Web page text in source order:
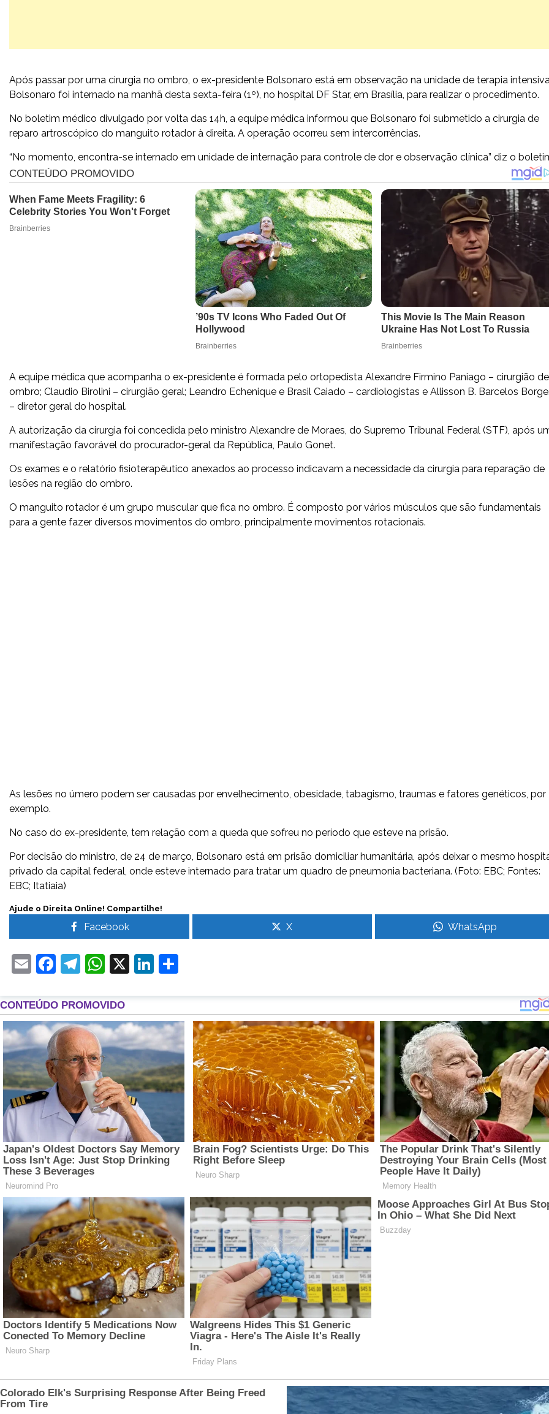
Após passar por uma cirurgia no ombro, o ex-presidente Bolsonaro está em observação na unidade de terapia
Bolsonaro foi internado na manhã desta sexta-feira (1º), no hospital DF Star, em Brasília, para realizar o procedimento.
No boletim médico divulgado por volta das 14h, a equipe médica informou que Bolsonaro foi submetido a cirurgia de
reparo artroscópico do manguito rotador à direita. A operação ocorreu sem intercorrências.
“No momento, encontra-se internado em unidade de internação para controle de dor e observação clínica” diz o
A equipe médica que acompanha o ex-presidente é formada pelo ortopedista Alexandre Firmino Paniago – cirurgião de
ombro; Claudio Birolini – cirurgião geral; Leandro Echenique e Brasil Caiado – cardiologistas e Allisson B. Barcelos
– diretor geral do hospital.
A autorização da cirurgia foi concedida pelo ministro Alexandre de Moraes, do Supremo Tribunal Federal (STF), após
manifestação favorável do procurador-geral da República, Paulo Gonet.
Os exames e o relatório fisioterapêutico anexados ao processo indicavam a necessidade da cirurgia para reparação de
lesões na região do ombro.
O manguito rotador é um grupo muscular que fica no ombro. É composto por vários músculos que são fundamentais
para a gente fazer diversos movimentos do ombro, principalmente movimentos rotacionais.
As lesões no úmero podem ser causadas por envelhecimento, obesidade, tabagismo, traumas e fatores genéticos, por
exemplo.
No caso do ex-presidente, tem relação com a queda que sofreu no período que esteve na prisão.
Por decisão do ministro, de 24 de março, Bolsonaro está em prisão domiciliar humanitária, após deixar o mesmo
privado da capital federal, onde esteve internado para tratar um quadro de pneumonia bacteriana. (Foto: EBC; Fontes:
EBC; Itatiaia)
Ajude o Direita Online! Compartilhe!
Facebook X WhatsApp
EmailFacebook
Telegram
WhatsApp
X LinkedIn